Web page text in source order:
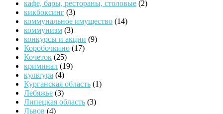
кафе, бары, рестораны, столовые (2)
кикбоксинг (3)
коммунальное имущество (14)
коммунизм (3)
конкурсы и акции (9)
Коробочкино (17)
Кочеток (25)
криминал (19)
культура (4)
Курганская область (1)
Лебяжье (3)
Липецкая область (3)
Львов (4)